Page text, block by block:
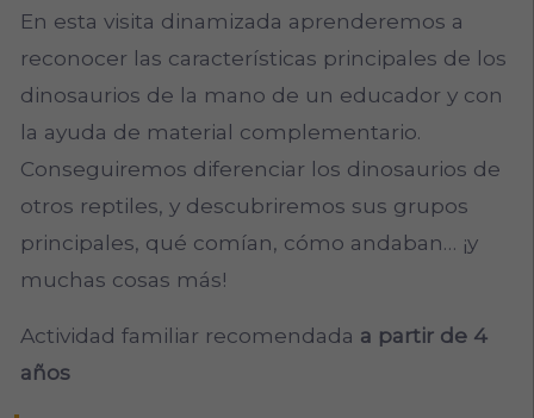
En esta visita dinamizada aprenderemos a
reconocer las características principales de los
dinosaurios de la mano de un educador y con
la ayuda de material complementario.
Conseguiremos diferenciar los dinosaurios de
otros reptiles, y descubriremos sus grupos
principales, qué comían, cómo andaban… ¡y
muchas cosas más!
Actividad familiar recomendada a partir de 4
años